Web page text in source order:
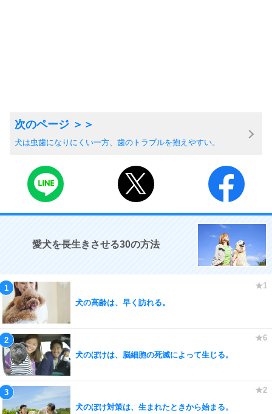
犬は虫歯になりにくい一方、歯のトラブルを抱えやすい。
愛犬を長生きさせる30の方法
犬の高齢は、早く訪れる。
犬のぼけは、脳細胞の死滅によって生じる。
犬のぼけ対策は、生まれたときから始まる。